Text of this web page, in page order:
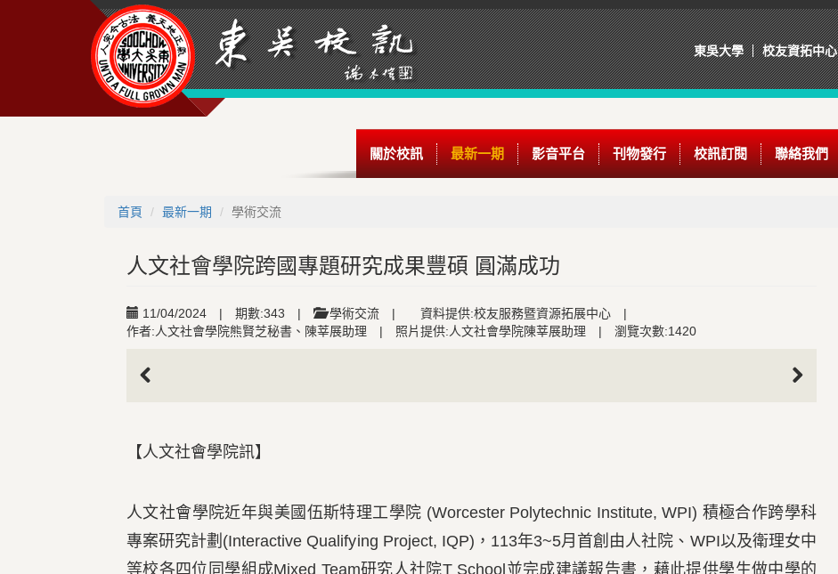
東吳大學 校友資拓中心
關於校訊 最新一期 影音平台 刊物發行 校訊訂閱 聯絡我們
首頁 最新一期 學術交流
人文社會學院跨國專題研究成果豐碩 圓滿成功
11/04/2024 | 期數:343 | 學術交流 | 資料提供:校友服務暨資源拓展中心
|
作者:人文社會學院熊賢芝秘書、陳莘展助理
| 照片提供:人文社會學院陳莘展助理 | 瀏覽次數:1420
【人文社會學院訊】
人文社會學院近年與美國伍斯特理工學院 (Worcester Polytechnic Institute, WPI) 積極合作跨學科
專案研究計劃(Interactive Qualifying Project, IQP)，113年3~5月首創由人社院、WPI以及衛理女中
等校各四位同學組成Mixed Team研究人社院T School並完成建議報告書，藉此提供學生做中學的